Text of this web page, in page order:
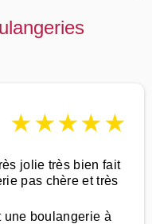
★★★★★
jolie très bien fait
pas chère et très
boulangerie à